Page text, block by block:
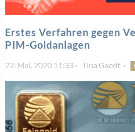
Erstes Verfahren gegen
PIM-Goldanlagen
22. Mai. 2020 11:33 Tina Gaedt